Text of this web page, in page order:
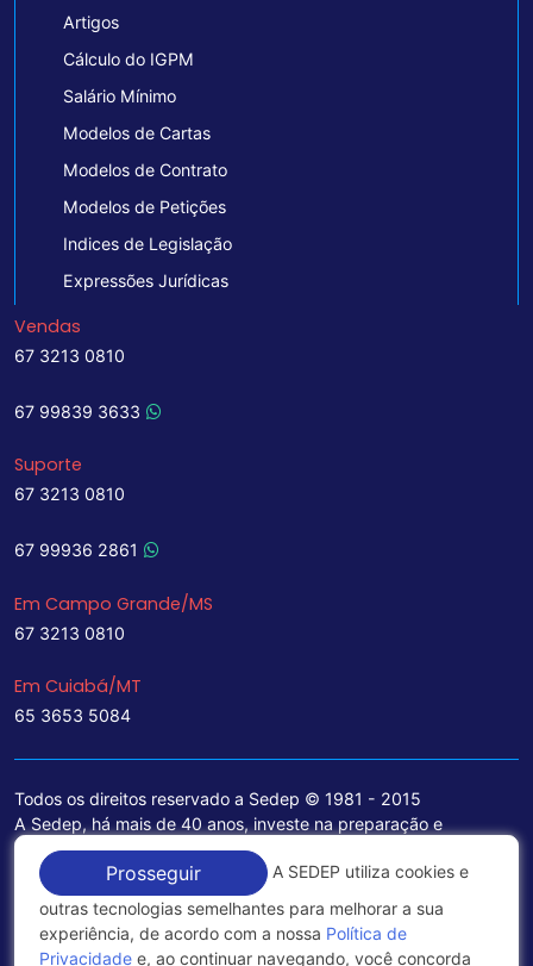
Artigos
Cálculo do IGPM
Salário Mínimo
Modelos de Cartas
Modelos de Contrato
Modelos de Petições
Indices de Legislação
Expressões Jurídicas
Vendas
67 3213 0810
67 99839 3633
Suporte
67 3213 0810
67 99936 2861
Em Campo Grande/MS
67 3213 0810
Em Cuiabá/MT
65 3653 5084
Todos os direitos reservado a Sedep © 1981 - 2015
A Sedep, há mais de 40 anos, investe na preparação e
treinamento de funcionários e na aquisição de tecnologia de
ponta para a ampliação de seu portfólio de serviços voltados
para a área jurídica, que contemplam informações seguras e
excelentes soluções empresariais.
Prosseguir
A SEDEP utiliza cookies e
outras tecnologias semelhantes para melhorar a sua
experiência, de acordo com a nossa Política de
Privacidade e, ao continuar navegando, você concorda